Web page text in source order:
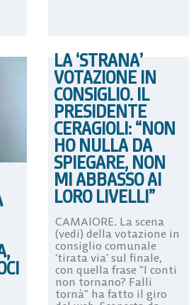
LA ‘STRANA’
VOTAZIONE IN
CONSIGLIO. IL
PRESIDENTE
CERAGIOLI: “NON
HO NULLA DA
SPIEGARE, NON
MI ABBASSO AI
LORO LIVELLI”
CAMAIORE. La scena
(vedi) della votazione in
consiglio comunale
‘tirata via’ sul finale,
con quella frase “I conti
non tornano? Falli
tornà” ha fatto il giro